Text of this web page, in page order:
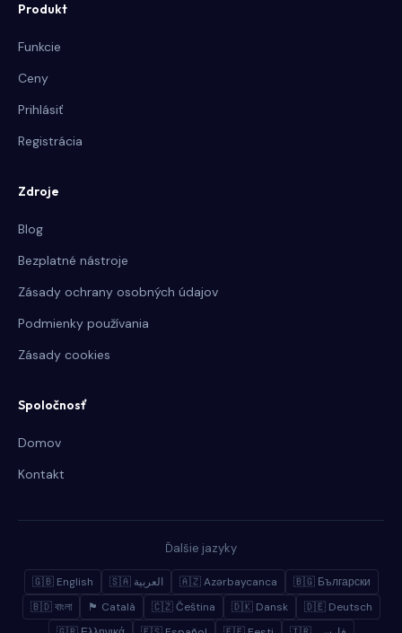
Produkt
Funkcie
Ceny
Prihlásiť
Registrácia
Zdroje
Blog
Bezplatné nástroje
Zásady ochrany osobných údajov
Podmienky používania
Zásady cookies
Spoločnosť
Domov
Kontakt
Ďalšie jazyky
🇬🇧 English 🇸🇦 العربية 🇦🇿 Azərbaycanca
🇧🇬 Български
🇧🇩 বাংলা
🏴 Català 🇨🇿 Čeština 🇩🇰 Dansk
🇩🇪 Deutsch